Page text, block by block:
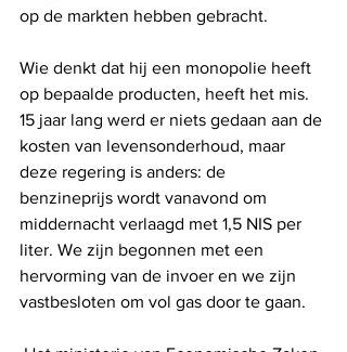
op de markten hebben gebracht.
Wie denkt dat hij een monopolie heeft
op bepaalde producten, heeft het mis.
15 jaar lang werd er niets gedaan aan de
kosten van levensonderhoud, maar
deze regering is anders: de
benzineprijs wordt vanavond om
middernacht verlaagd met 1,5 NIS per
liter. We zijn begonnen met een
hervorming van de invoer en we zijn
vastbesloten om vol gas door te gaan.